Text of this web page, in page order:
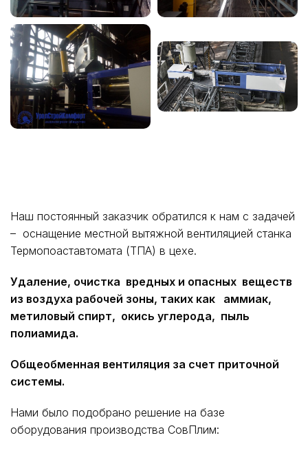
Наш постоянный заказчик обратился к нам с задачей
– оснащение местной вытяжной вентиляцией станка
Термопоаставтомата (ТПА) в цехе.
Удаление, очистка вредных и опасных веществ
из воздуха рабочей зоны, таких как аммиак,
метиловый спирт, окись углерода, пыль
полиамида.
Общеобменная вентиляция за счет приточной
системы.
Нами было подобрано решение на базе
оборудования производства СовПлим: